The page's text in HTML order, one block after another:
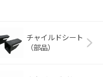
チャイルドシート
（部品）